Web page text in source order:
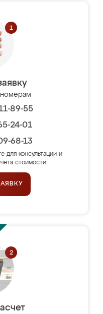
номерам
89-55
24-01
68-13
для консультации и
стоимости.